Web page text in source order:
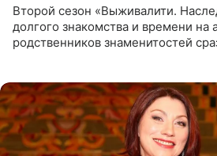
Второй сезон «Выживалити.
долгого знакомства и времени на
родственников знаменитостей